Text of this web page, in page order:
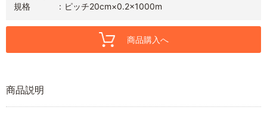
規格
ピッチ20cm×0.2×1000m
商品購入へ
商品説明